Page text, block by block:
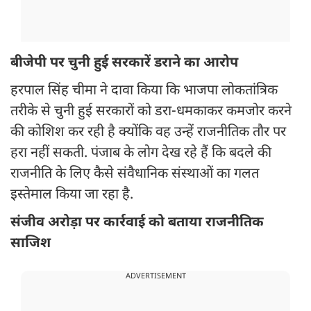
बीजेपी पर चुनी हुई सरकारें डराने का आरोप
हरपाल सिंह चीमा ने दावा किया कि भाजपा लोकतांत्रिक
तरीके से चुनी हुई सरकारों को डरा-धमकाकर कमजोर करने
की कोशिश कर रही है क्योंकि वह उन्हें राजनीतिक तौर पर
हरा नहीं सकती. पंजाब के लोग देख रहे हैं कि बदले की
राजनीति के लिए कैसे संवैधानिक संस्थाओं का गलत
इस्तेमाल किया जा रहा है.
संजीव अरोड़ा पर कार्रवाई को बताया राजनीतिक
साजिश
ADVERTISEMENT